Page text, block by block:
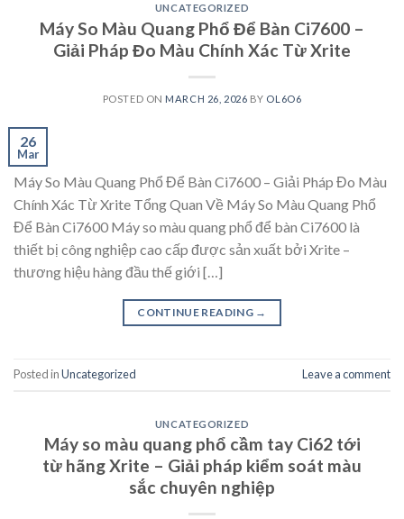
UNCATEGORIZED
Máy So Màu Quang Phổ Để Bàn Ci7600 –
Giải Pháp Đo Màu Chính Xác Từ Xrite
POSTED ON MARCH 26, 2026 BY OL6O6
26
Mar
Máy So Màu Quang Phổ Để Bàn Ci7600 – Giải Pháp Đo Màu
Chính Xác Từ Xrite Tổng Quan Về Máy So Màu Quang Phổ
Để Bàn Ci7600 Máy so màu quang phổ để bàn Ci7600 là
thiết bị công nghiệp cao cấp được sản xuất bởi Xrite –
thương hiệu hàng đầu thế giới […]
CONTINUE READING →
Posted inUncategorized Leave a comment
UNCATEGORIZED
Máy so màu quang phổ cầm tay Ci62 tới
từ hãng Xrite – Giải pháp kiểm soát màu
sắc chuyên nghiệp